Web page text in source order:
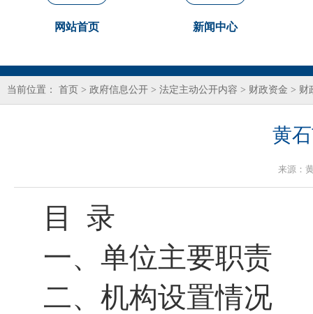
网站首页 新闻中心
当前位置： 首页 > 政府信息公开 > 法定主动公开内容 > 财政资金 > 财
黄
来源：
目 录
一、单位主要职责
二、机构设置情况